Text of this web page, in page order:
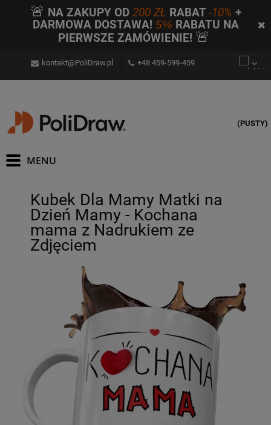
🚨 NA ZAKUPY OD200 ZŁ RABAT-10% +
DARMOWA DOSTAWA! 5% RABATU NA
PIERWSZE ZAMÓWIENIE! 🚨
kontakt@PoliDraw.pl +48 459-599-459
(PUSTY)
Kubek Dla Mamy Matki na
Dzień Mamy - Kochana
mama z Nadrukiem ze
Zdjęciem